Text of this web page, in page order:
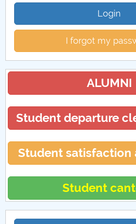
Proiecte internaţionale
Proiecte din fonduri
Alte categorii de proiecte
Login
I forgot my
ALUMNI
Student departure
Student satisfaction
Student